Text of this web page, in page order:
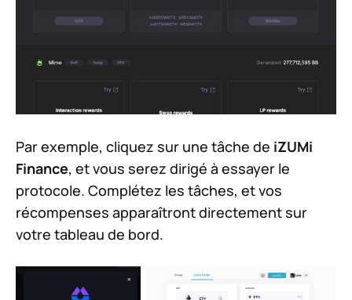
Par exemple, cliquez sur une tâche de iZUMi
Finance, et vous serez dirigé à essayer le
protocole. Complétez les tâches, et vos
récompenses apparaîtront directement sur
votre tableau de bord.